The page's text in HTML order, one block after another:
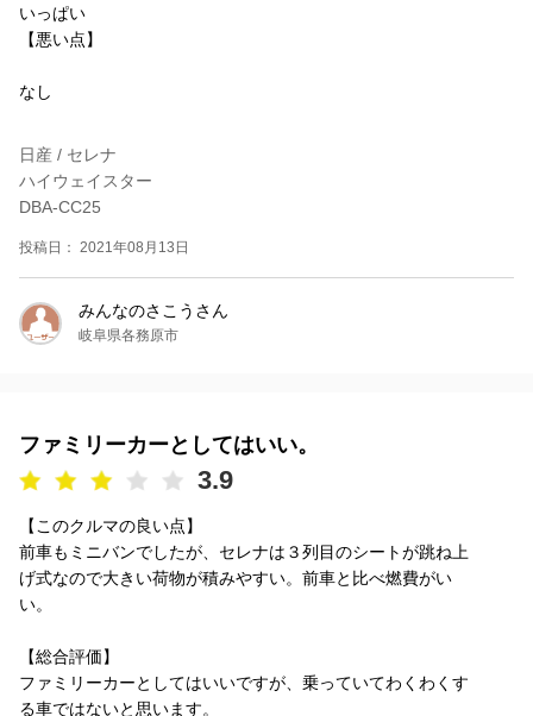
いっぱい
【悪い点】
なし
日産 / セレナ
ハイウェイスター
DBA-CC25
投稿日： 2021年08月13日
みんなのさこうさん
岐阜県各務原市
ファミリーカーとしてはいい。
3.9
【このクルマの良い点】
前車もミニバンでしたが、セレナは３列目のシートが跳ね上
げ式なので大きい荷物が積みやすい。前車と比べ燃費がい
い。
【総合評価】
ファミリーカーとしてはいいですが、乗っていてわくわくす
る車ではないと思います。